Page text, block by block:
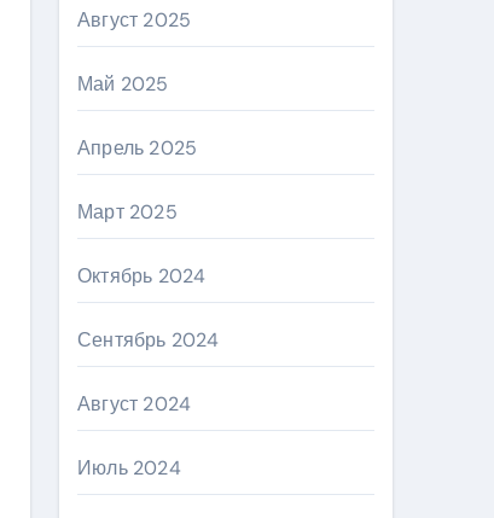
Август 2025
Май 2025
Апрель 2025
Март 2025
Октябрь 2024
Сентябрь 2024
Август 2024
Июль 2024